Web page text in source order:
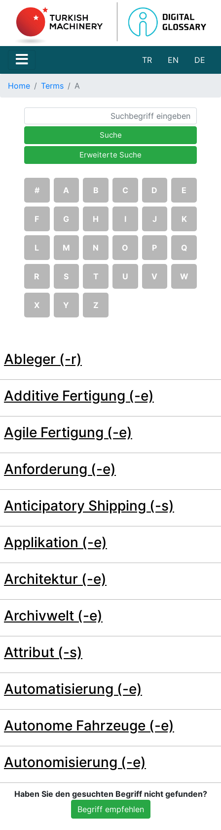
TR EN DE
Home Terms A
Suche
Erweiterte Suche
# A B C D E
F G H I J K
L M N O P Q
R S T U V W
X Y Z
Ableger (-r)
Additive Fertigung (-e)
Agile Fertigung (-e)
Anforderung (-e)
Anticipatory Shipping (-s)
Applikation (-e)
Architektur (-e)
Archivwelt (-e)
Attribut (-s)
Automatisierung (-e)
Autonome Fahrzeuge (-e)
Autonomisierung (-e)
Haben Sie den gesuchten Begriff nicht gefunden?
Begriff empfehlen